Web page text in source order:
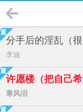
分手后的淫乱（
李迪
许愿楼（把自己
寒风泪